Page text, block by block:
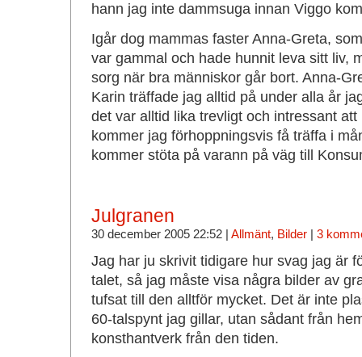
hann jag inte dammsuga innan Viggo
Igår dog mammas faster Anna-Greta,
var gammal och hade hunnit leva sitt liv,
sorg när bra människor går bort. Anna-
Karin träffade jag alltid på under alla år
det var alltid lika trevligt och intressant
kommer jag förhoppningsvis få träffa i
kommer stöta på varann på väg till
Julgranen
30 december 2005 22:52 | Allmänt, Bilder| 3
Jag har ju skrivit tidigare hur svag jag är
talet, så jag måste visa några bilder av
tufsat till den alltför mycket. Det är inte
60-talspynt jag gillar, utan sådant från
konsthantverk från den tiden.